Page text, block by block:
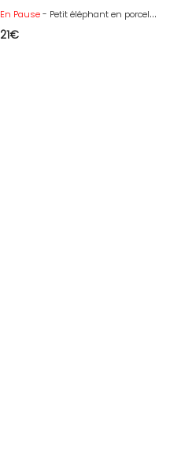
En Pause- Petit éléphant en porcelaine de chine
21€